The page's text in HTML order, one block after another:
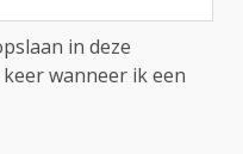
in deze
wanneer ik een